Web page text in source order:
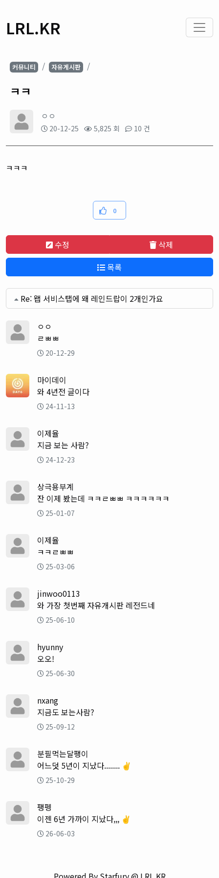
LRL.KR
커뮤니티 자유게시판
ㅋㅋ
ㅇㅇ
20-12-25 5,825 회 10 건
ㅋㅋㅋ
0
수정
삭제
목록
Re: 왭 서비스탭에 왜 레인드랍이 2개인가요
ㅇㅇ
ㄹㅃㅃ
20-12-29
마이데이
와 4년전 글이다
24-11-13
이제율
지금 보는 사람?
24-12-23
상극용부계
잔 이제 봤는데 ㅋㅋㄹㅃㅃ ㅋㅋㅋㅋㅋㅋ
25-01-07
이제율
ㅋㅋㄹㅃㅃ
25-03-06
jinwoo0113
와 가장 첫번째 자유개시판 레전드네
25-06-10
hyunny
오오!
25-06-30
nxang
지금도 보는사람?
25-09-12
분필먹는달팽이
어느덧 5년이 지났다........ ✌️
25-10-29
팽펭
이젠 6년 가까이 지났다,,, ✌️
26-06-03